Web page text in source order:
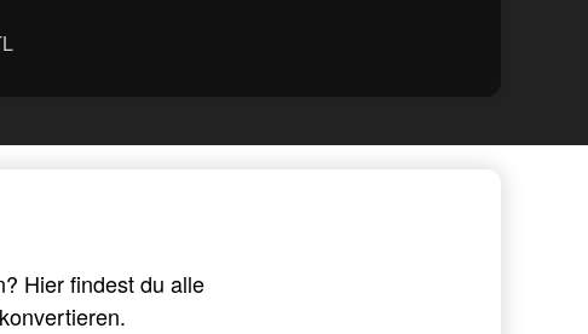
Hier findest du alle